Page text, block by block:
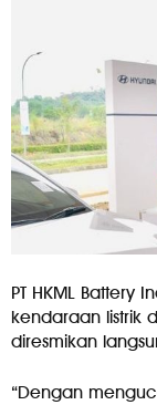
PT HKML Battery
kendaraan listrik
diresmikan
“Dengan